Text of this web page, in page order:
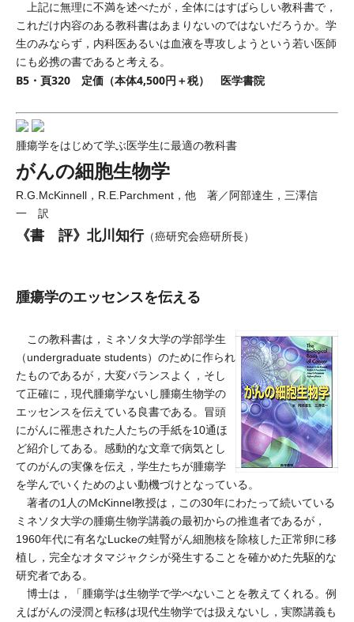
上記に無理に不満を述べたが，全体にはすばらしい教科書で，
これだけ内容のある教科書はあまりないのではないだろうか。学
生のみならず，内科医あるいは血液を専攻しようという若い医師
にも必携の書であると考える。
B5・頁320 定価（本体4,500円＋税） 医学書院
腫瘍学をはじめて学ぶ医学生に最適の教科書
がんの細胞生物学
R.G.McKinnell，R.E.Parchment，他 著／阿部達生，三澤信
一 訳
《書 評》北川知行（癌研究会癌研所長）
腫瘍学のエッセンスを伝える
この教科書は，ミネソタ大学の学部学生
（undergraduate students）のために作られ
たものであるが，大変バランスよく，そし
て正確に，現代腫瘍学ないし腫瘍生物学の
エッセンスを伝えている良書である。冒頭
にがんに罹患された人たちの手紙を10通ほ
ど紹介してある。感動的な文章で病気とし
てのがんの実像を伝え，学生たちが腫瘍学
を学んでいくためのよい動機づけとなっている。
著者の1人のMcKinnel教授は，この30年にわたって続いている
ミネソタ大学の腫瘍生物学講義の最初からの推進者であるが，
1960年代に有名なLuckeの蛙腎がん細胞核を除核した正常卵に移
植し，完全なオタマジャクシが発生することを確かめた先駆的な
研究者である。
博士は，「腫瘍学は生物学で学べないことを教えてくれる。例
えばがんの浸潤と転移は現代生物学では扱えないし，実際講義も